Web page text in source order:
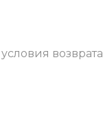
возврата